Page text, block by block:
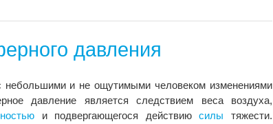
давления
небольшими и не ощутимыми человеком изменениями
давление является следствием веса воздуха,
и подвергающегося действиюсилы тяжести.